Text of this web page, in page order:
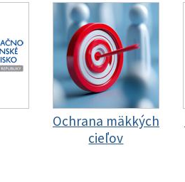
Ochrana mäkkých
cieľov